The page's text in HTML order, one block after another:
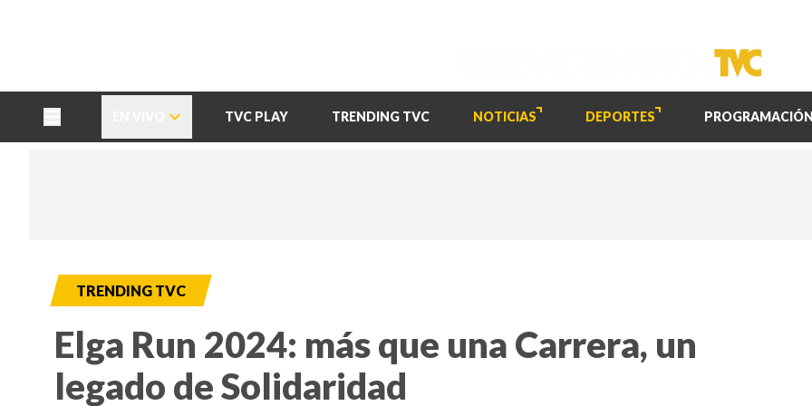
TVC PLAY TRENDING TVC NOTICIAS DEPORTES PROGRAMACIÓN
TRENDING TVC
Elga Run 2024: más que una Carrera, un
legado de Solidaridad